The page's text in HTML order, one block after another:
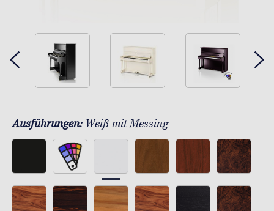
Ausführungen: Weiß mit Messing